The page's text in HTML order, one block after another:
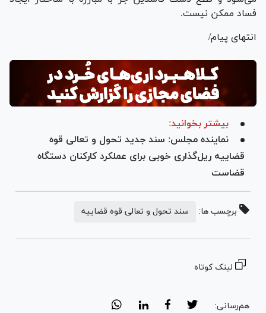
فساد ممکن نیست.
انتهای پیام/
بیشتر بخوانید:
نماینده مجلس: سند جدید تحول و تعالی قوه
قضاییه ریل‌گذاری خوبی برای عملکرد کارکنان دستگاه
قضاست
برچسب ها: سند تحول و تعالی قوه قضاییه
لینک کوتاه
هم‌رسانی: